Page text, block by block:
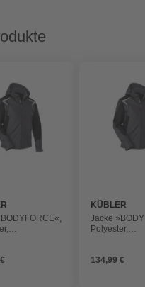
KÜBLER
Jacke
Polyester,
134,99 €